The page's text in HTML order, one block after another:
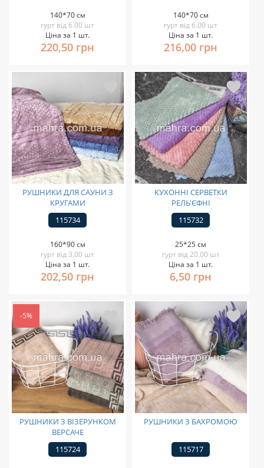
140*70 см
гурт від 6.00 шт
Ціна за 1 шт.
220,50 грн
140*70 см
гурт від 6.00 шт
Ціна за 1 шт.
216,00 грн
РУШНИКИ ДЛЯ САУНИ З
КРУГАМИ
115734
160*90 см
гурт від 3.00 шт
Ціна за 1 шт.
202,50 грн
КУХОННІ СЕРВЕТКИ
РЕЛЬ'ЄФНІ
115732
25*25 см
гурт від 20.00 шт
Ціна за 1 шт.
6,50 грн
-5%
РУШНИКИ З ВІЗЕРУНКОМ
ВЕРСАЧЕ
115724
РУШНИКИ З БАХРОМОЮ
115717